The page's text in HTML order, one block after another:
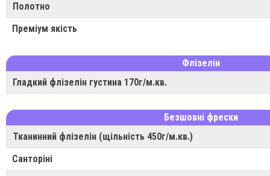
Полотно
Преміум якість
Флізелін
Гладкий флізелін густина 170г/м.кв.
Безшовні фрески
Тканинний флізелін (щільність 450г/м.кв.)
Санторіні